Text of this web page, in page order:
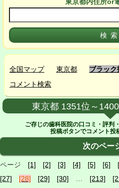
東京都内住所or
全国マップ 東京都 ブラック
コメント検索
東京都 1351位～
ご存じの歯科医院の口コミ・評判
投稿ボタンでコメント投
次のペー
ページ [1] [2] [3] [4] [5] [6]
[27]
[28] [29] [30] … [213]